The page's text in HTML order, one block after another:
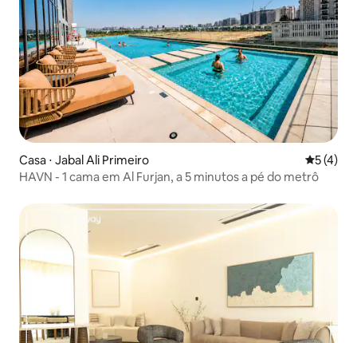
Casa ⋅ Jabal Ali Primeiro 5 de
5 (4)
HAVN - 1 cama em Al Furjan, a 5 minutos a pé do metrô